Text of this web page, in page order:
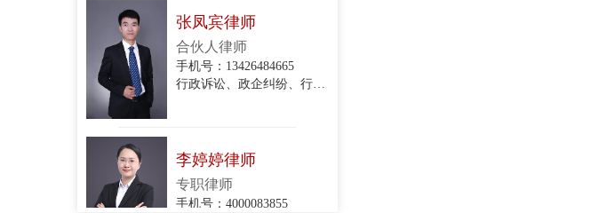
手机号：13426484665
手机号：4000083855
政企纠纷律师团队律师